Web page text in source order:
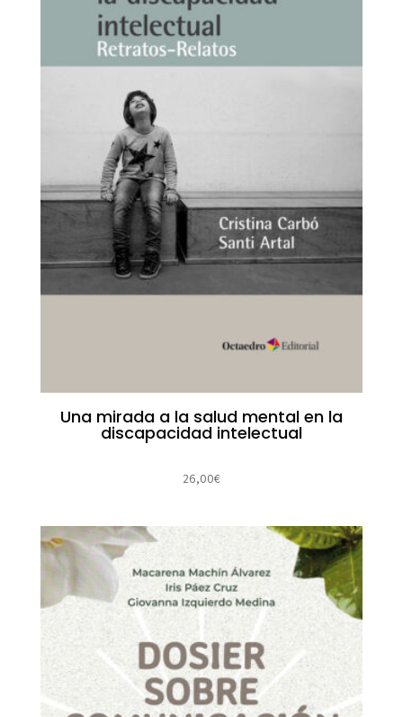
Una mirada a la salud mental en la
discapacidad intelectual
26,00€